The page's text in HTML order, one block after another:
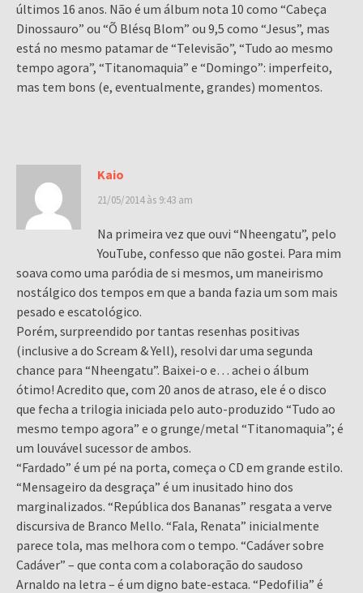
últimos 16 anos. Não é um álbum nota 10 como “Cabeça
Dinossauro” ou “Õ Blésq Blom” ou 9,5 como “Jesus”, mas
está no mesmo patamar de “Televisão”, “Tudo ao mesmo
tempo agora”, “Titanomaquia” e “Domingo”: imperfeito,
mas tem bons (e, eventualmente, grandes) momentos.
Kaio
21/05/2014 às 9:43 am
Na primeira vez que ouvi “Nheengatu”, pelo
YouTube, confesso que não gostei. Para mim
soava como uma paródia de si mesmos, um maneirismo
nostálgico dos tempos em que a banda fazia um som mais
pesado e escatológico.
Porém, surpreendido por tantas resenhas positivas
(inclusive a do Scream & Yell), resolvi dar uma segunda
chance para “Nheengatu”. Baixei-o e… achei o álbum
ótimo! Acredito que, com 20 anos de atraso, ele é o disco
que fecha a trilogia iniciada pelo auto-produzido “Tudo ao
mesmo tempo agora” e o grunge/metal “Titanomaquia”; é
um louvável sucessor de ambos.
“Fardado” é um pé na porta, começa o CD em grande estilo.
“Mensageiro da desgraça” é um inusitado hino dos
marginalizados. “República dos Bananas” resgata a verve
discursiva de Branco Mello. “Fala, Renata” inicialmente
parece tola, mas melhora com o tempo. “Cadáver sobre
Cadáver” – que conta com a colaboração do saudoso
Arnaldo na letra – é um digno bate-estaca. “Pedofilia” é